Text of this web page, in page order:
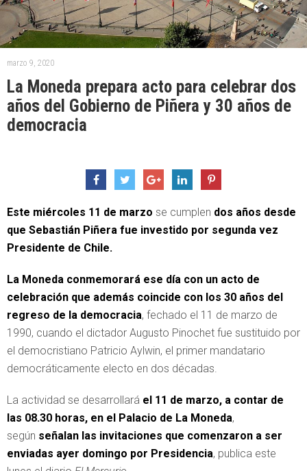
marzo 9, 2020
La Moneda prepara acto para celebrar dos
años del Gobierno de Piñera y 30 años de
democracia
Este miércoles 11 de marzo se cumplen dos años desde
que Sebastián Piñera fue investido por segunda vez
Presidente de Chile.
La Moneda conmemorará ese día con un acto de
celebración que además coincide con los 30 años del
regreso de la democracia, fechado el 11 de marzo de
1990, cuando el dictador Augusto Pinochet fue sustituido por
el democristiano Patricio Aylwin, el primer mandatario
democráticamente electo en dos décadas.
La actividad se desarrollará el 11 de marzo, a contar de
las 08.30 horas, en el Palacio de La Moneda,
según señalan las invitaciones que comenzaron a ser
enviadas ayer domingo por Presidencia, publica este